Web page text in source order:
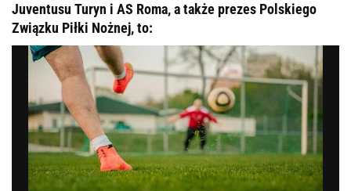
Juventusu Turyn i AS Roma, a także prezes Polskiego
Związku Piłki Nożnej, to: